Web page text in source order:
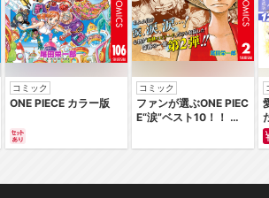
食戟のソーマ 弐ノ皿 OVA
食戟のソーマ 餐ノ皿 OVA
コミック
ONE PIECE カラー版
コミック
ファンが選ぶONE PIEC
E“涙”ベスト10！！ ～
編～ カラー版